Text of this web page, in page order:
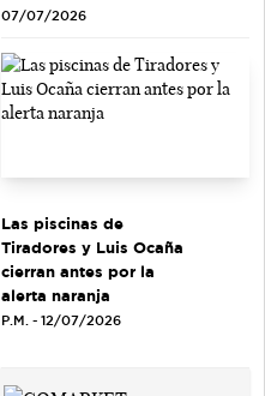
07/07/2026
Las piscinas de
Tiradores y Luis Ocaña
cierran antes por la
alerta naranja
P.M. - 12/07/2026